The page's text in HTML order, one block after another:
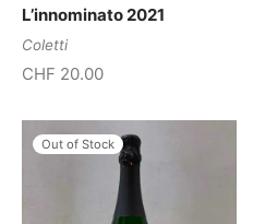
L’innominato 2021
Coletti
CHF 20.00
Out of Stock